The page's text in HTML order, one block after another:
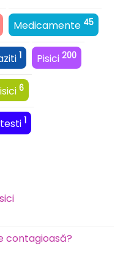
Medicamente 45
1 Pisici 200
6
1
contagioasă?